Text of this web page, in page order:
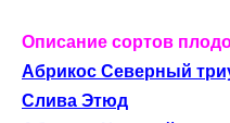
Описание сортов
Абрикос Северный
Слива Этюд